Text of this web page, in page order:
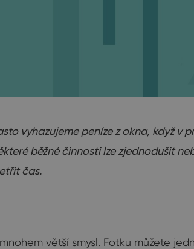
vyhazujeme peníze z okna, když
běžné činnosti lze zjednodušit
čas.
větší smysl. Fotku můžete